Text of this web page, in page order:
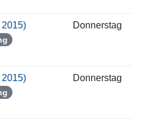
2015) Donnerstag
2015) Donnerstag